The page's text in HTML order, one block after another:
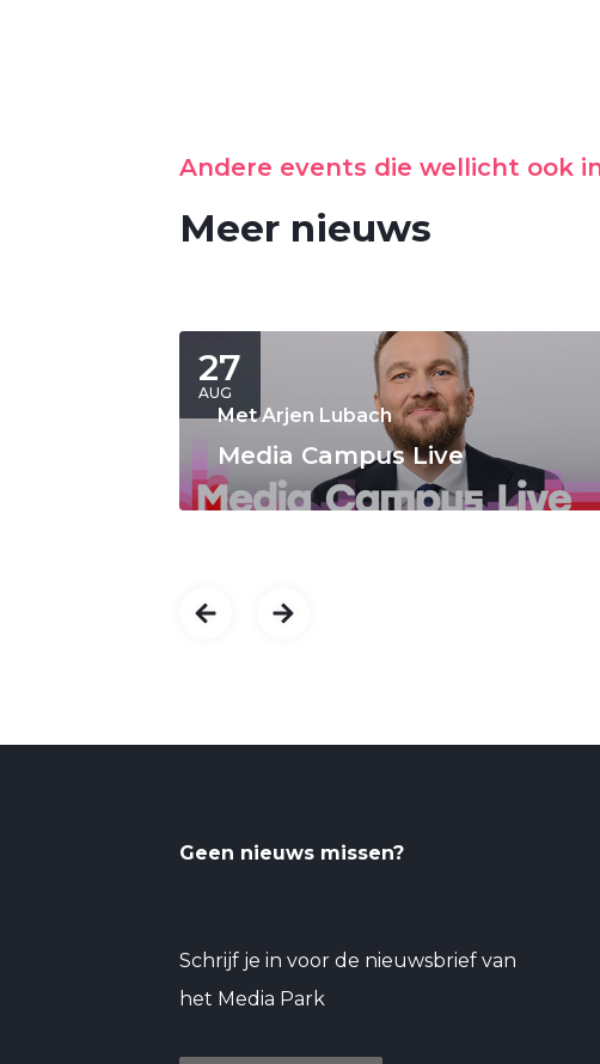
Andere events die wellicht ook
Meer nieuws
27
AUG
Met Arjen Lubach
Media Campus Live
Geen nieuws missen?
Schrijf je in voor de nieuwsbrief van
het Media Park